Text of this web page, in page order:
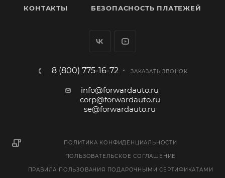
КОНТАКТЫ БЕЗОПАСНОСТЬ ПЛАТЕЖЕЙ
8 (800) 775-16-72 ЗАКАЗАТЬ ЗВОНОК
info@forwardauto.ru
corp@forwardauto.ru
se@forwardauto.ru
ПОЛИТИКА КОНФИДЕНЦИАЛЬНОСТИ
ПОЛЬЗОВАТЕЛЬСКОЕ СОГЛАШЕНИЕ
ПРАВИЛА ПОЛЬЗОВАНИЯ ПОДАРОЧНЫМИ СЕРТИФИКАТАМИ